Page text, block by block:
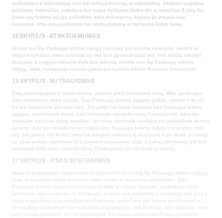
stažuotojus ir darbuotojus nuo bet kokių pretenzijų ar reikalavimų, įskaitant pagrįstus
advokatų mokesčius, pateiktus bet kurios trečiosios šalies dėl ar kylančius iš jūsų šių
Paslaugų teikimo sąlygų pažeidimo arba dokumentų, kuriuos jie įtraukia kaip
nuorodas, arba jūsų pažeidimo bet kokių įstatymų ar trečiosios šalies teisių.
15 SKYRIUS - ATSKIRIAMUMAS
Jei bet kuri šių Paslaugų teikimo sąlygų nuostata yra laikoma neteisėta, niekinė ar
neįgyvendinama, tokia nuostata vis tiek bus įgyvendinama tiek, kiek leidžia taikytini
įstatymai, ir neįgyvendinama dalis bus laikoma atskirta nuo šių Paslaugų teikimo
sąlygų, tokia nustatymas neturės įtakos bet kurioms kitoms likusioms nuostatoms.
16 SKYRIUS - NUTRAUKIMAS
Šalių įsipareigojimai ir atsakomybės, patirtos prieš nutraukimo datą, išliks pasibaigus
šiam susitarimui visais tikslais. Šios Paslaugų teikimo sąlygos galioja, nebent ir iki tol,
kol jas nutrauksite jūs arba mes. Jūs galite bet kada nutraukti šias Paslaugų teikimo
sąlygas, pranešdami mums, kad nebenorite naudotis mūsų Paslaugomis, arba kai
nustojate naudotis mūsų svetaine. Jei mūsų vienintele nuožiūra jūs pažeidžiate ar mes
įtariame, kad jūs nesilaikėte bet kokios šios Paslaugų teikimo sąlygų nuostatos, mes
taip pat galime bet kuriuo metu be įspėjimo nutraukti šį susitarimą ir jūs liksite atsakingi
už visas sumas, mokėtinas iki ir įskaitant nutraukimo datą; ir (arba) atitinkamai gali būti
atsisakyta leisti jums naudotis mūsų Paslaugomis (ar bet kuria jų dalimi).
17 SKYRIUS - VISAS SUSITARIMAS
Mūsų nesugebėjimas pasinaudoti ar įgyvendinti bet kokią šių Paslaugų teikimo sąlygų
teisę ar nuostatą nebus laikomas tokios teisės ar nuostatos atsisakymu. Šios
Paslaugų teikimo sąlygos ir bet kokia politika ar veiklos taisyklės, paskelbtos mūsų
svetainėje arba susijusios su Paslauga, sudaro visą susitarimą ir supratimą tarp jūsų ir
mūsų ir reguliuoja jūsų naudojimąsi Paslauga, pakeičiant bet kokius ankstesnius ar
vienalaikius susitarimus, komunikacijas ir pasiūlymus, tiek žodinius, tiek rašytinius, tarp
jūsų ir mūsų (įskaitant, bet neapsiribojant, bet kurias ankstesnes Paslaugų teikimo